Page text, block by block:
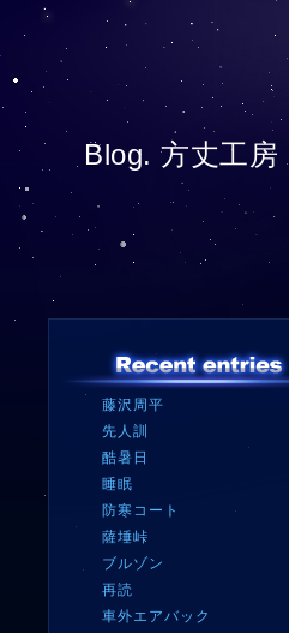
Blog. 方丈工房
藤沢周平
先人訓
酷暑日
睡眠
防寒コート
薩埵峠
ブルゾン
再読
車外エアバック